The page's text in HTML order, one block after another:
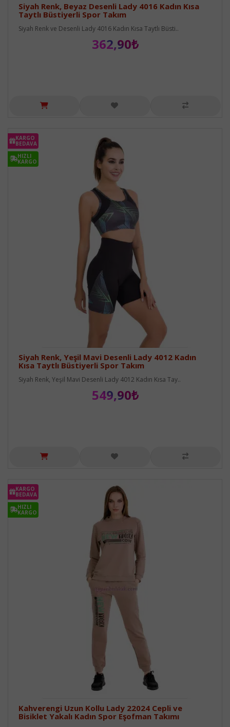
Siyah Renk, Beyaz Desenli Lady 4016 Kadın Kısa
Taytlı Büstiyerli Spor Takım
Siyah Renk ve Desenli Lady 4016 Kadın Kısa Taytlı Büsti..
362,90₺
KARGO
BEDAVA
HIZLI
KARGO
Siyah Renk, Yeşil Mavi Desenli Lady 4012 Kadın
Kısa Taytlı Büstiyerli Spor Takım
Siyah Renk, Yeşil Mavi Desenli Lady 4012 Kadın Kısa Tay..
549,90₺
KARGO
BEDAVA
HIZLI
KARGO
Kahverengi Uzun Kollu Lady 22024 Cepli ve
Bisiklet Yakalı Kadın Spor Eşofman Takımı